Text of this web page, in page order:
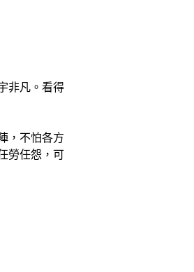
非凡。看得
，不怕各方
勞任怨，可